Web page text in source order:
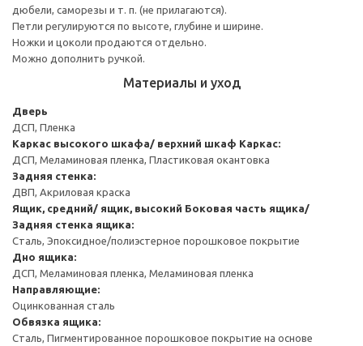
дюбели, саморезы и т. п. (не прилагаются).
Петли регулируются по высоте, глубине и ширине.
Ножки и цоколи продаются отдельно.
Можно дополнить ручкой.
Материалы и уход
Дверь
ДСП, Пленка
Каркас высокого шкафа/ верхний шкаф Каркас:
ДСП, Меламиновая пленка, Пластиковая окантовка
Задняя стенка:
ДВП, Акриловая краска
Ящик, средний/ ящик, высокий Боковая часть ящика/
Задняя стенка ящика:
Сталь, Эпоксидное/полиэстерное порошковое покрытие
Дно ящика:
ДСП, Меламиновая пленка, Меламиновая пленка
Направляющие:
Оцинкованная сталь
Обвязка ящика:
Сталь, Пигментированное порошковое покрытие на основе